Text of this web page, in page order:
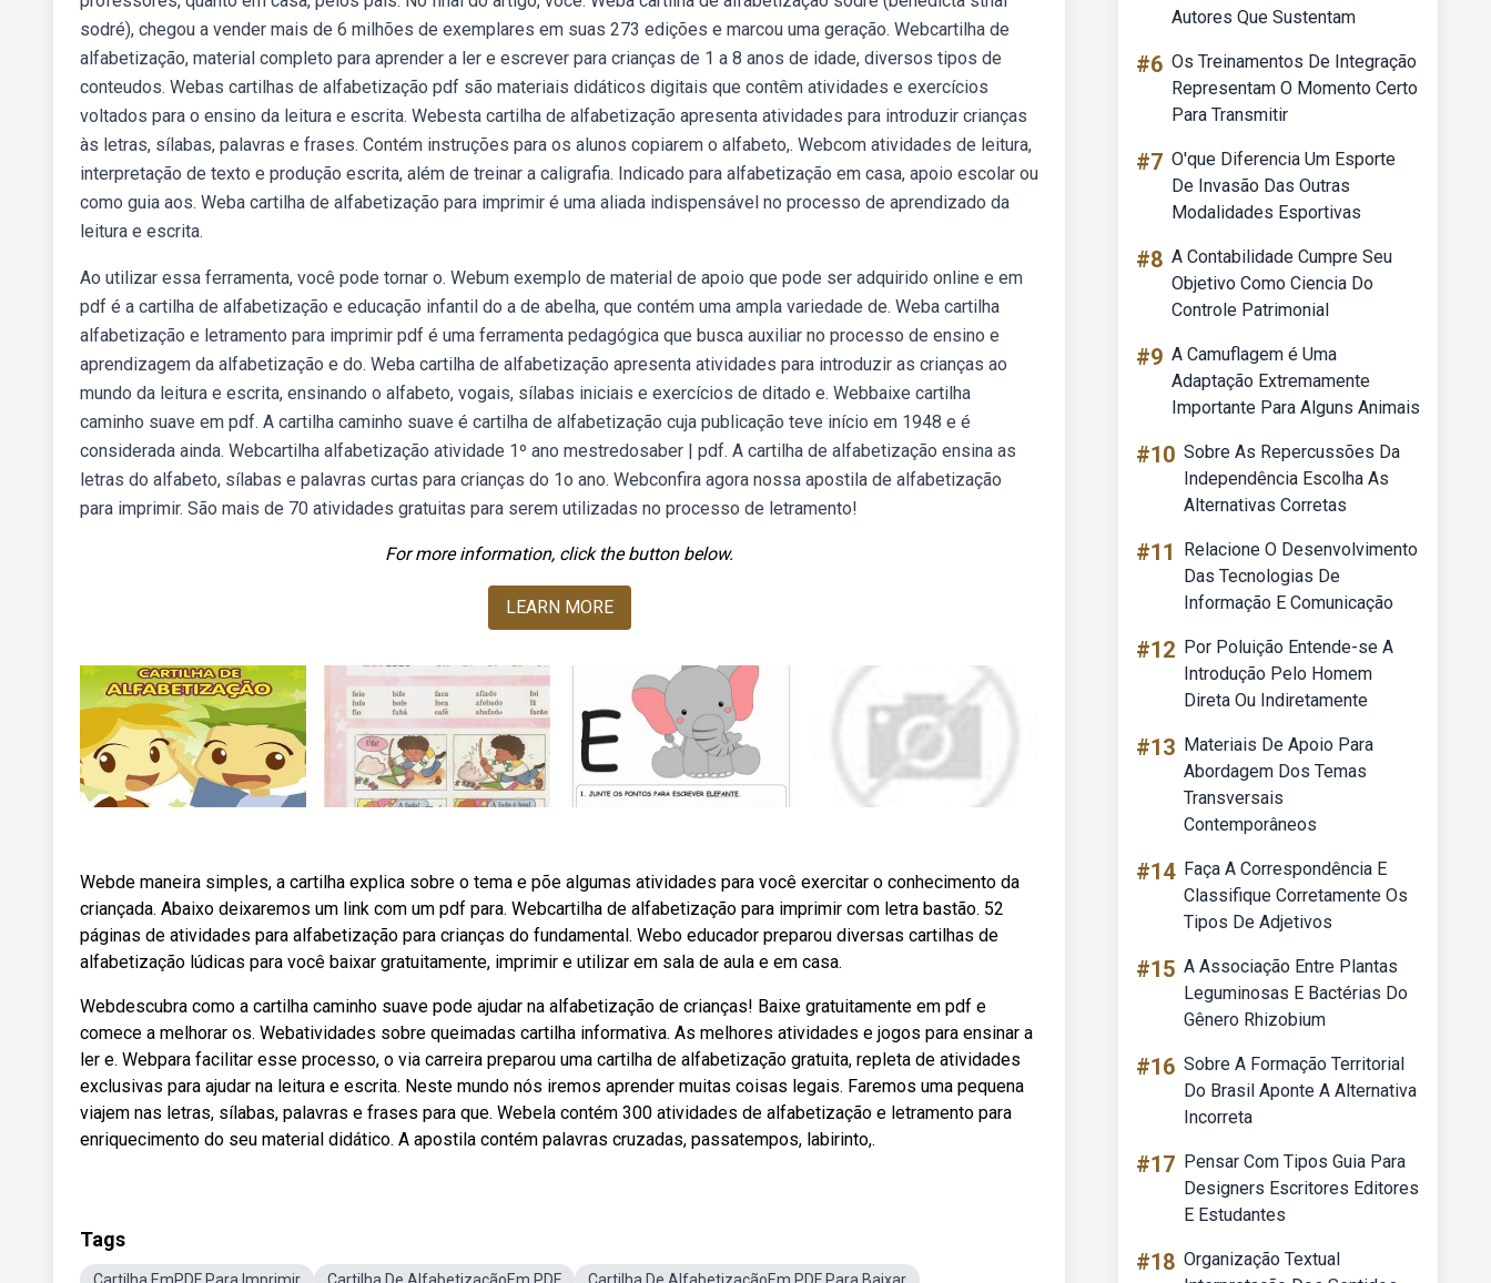
sodré), chegou a vender mais de 6 milhões de exemplares em suas 273 edições e marcou uma geração. Webcartilha de
alfabetização, material completo para aprender a ler e escrever para crianças de 1 a 8 anos de idade, diversos tipos de
conteudos. Webas cartilhas de alfabetização pdf são materiais didáticos digitais que contêm atividades e exercícios
voltados para o ensino da leitura e escrita. Webesta cartilha de alfabetização apresenta atividades para introduzir crianças
às letras, sílabas, palavras e frases. Contém instruções para os alunos copiarem o alfabeto,. Webcom atividades de leitura,
interpretação de texto e produção escrita, além de treinar a caligrafia. Indicado para alfabetização em casa, apoio escolar ou
como guia aos. Weba cartilha de alfabetização para imprimir é uma aliada indispensável no processo de aprendizado da
leitura e escrita.
Ao utilizar essa ferramenta, você pode tornar o. Webum exemplo de material de apoio que pode ser adquirido online e em
pdf é a cartilha de alfabetização e educação infantil do a de abelha, que contém uma ampla variedade de. Weba cartilha
alfabetização e letramento para imprimir pdf é uma ferramenta pedagógica que busca auxiliar no processo de ensino e
aprendizagem da alfabetização e do. Weba cartilha de alfabetização apresenta atividades para introduzir as crianças ao
mundo da leitura e escrita, ensinando o alfabeto, vogais, sílabas iniciais e exercícios de ditado e. Webbaixe cartilha
caminho suave em pdf. A cartilha caminho suave é cartilha de alfabetização cuja publicação teve início em 1948 e é
considerada ainda. Webcartilha alfabetização atividade 1º ano mestredosaber | pdf. A cartilha de alfabetização ensina as
letras do alfabeto, sílabas e palavras curtas para crianças do 1o ano. Webconfira agora nossa apostila de alfabetização
para imprimir. São mais de 70 atividades gratuitas para serem utilizadas no processo de letramento!
For more information, click the button below.
LEARN MORE
Webde maneira simples, a cartilha explica sobre o tema e põe algumas atividades para você exercitar o conhecimento da
criançada. Abaixo deixaremos um link com um pdf para. Webcartilha de alfabetização para imprimir com letra bastão. 52
páginas de atividades para alfabetização para crianças do fundamental. Webo educador preparou diversas cartilhas de
alfabetização lúdicas para você baixar gratuitamente, imprimir e utilizar em sala de aula e em casa.
Webdescubra como a cartilha caminho suave pode ajudar na alfabetização de crianças! Baixe gratuitamente em pdf e
comece a melhorar os. Webatividades sobre queimadas cartilha informativa. As melhores atividades e jogos para ensinar a
ler e. Webpara facilitar esse processo, o via carreira preparou uma cartilha de alfabetização gratuita, repleta de atividades
exclusivas para ajudar na leitura e escrita. Neste mundo nós iremos aprender muitas coisas legais. Faremos uma pequena
viajem nas letras, sílabas, palavras e frases para que. Webela contém 300 atividades de alfabetização e letramento para
enriquecimento do seu material didático. A apostila contém palavras cruzadas, passatempos, labirinto,.
Tags
Autores Que Sustentam
#6 Os Treinamentos De Integração
Representam O Momento Certo
Para Transmitir
#7 O'que Diferencia Um Esporte
De Invasão Das Outras
Modalidades Esportivas
#8 A Contabilidade Cumpre Seu
Objetivo Como Ciencia Do
Controle Patrimonial
#9 A Camuflagem é Uma
Adaptação Extremamente
Importante Para Alguns Animais
#10 Sobre As Repercussões Da
Independência Escolha As
Alternativas Corretas
#11
Relacione O Desenvolvimento
Das Tecnologias De
Informação E Comunicação
#12 Por Poluição Entende-se A
Introdução Pelo Homem
Direta Ou Indiretamente
#13 Materiais De Apoio Para
Abordagem Dos Temas
Transversais
Contemporâneos
#14 Faça A Correspondência E
Classifique Corretamente Os
Tipos De Adjetivos
#15 A Associação Entre Plantas
Leguminosas E Bactérias Do
Gênero Rhizobium
#16 Sobre A Formação Territorial
Do Brasil Aponte A Alternativa
Incorreta
#17 Pensar Com Tipos Guia Para
Designers Escritores Editores
E Estudantes
#18 Organização Textual